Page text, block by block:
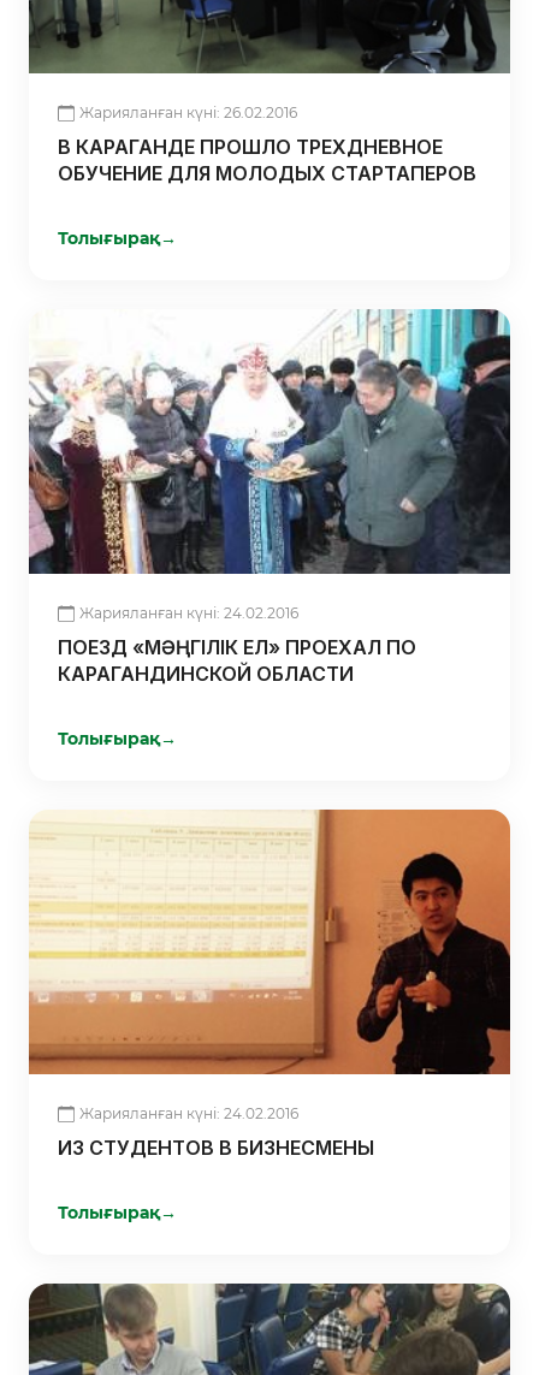
Жарияланған күні: 26.02.2016
В КАРАГАНДЕ ПРОШЛО ТРЕХДНЕВНОЕ
ОБУЧЕНИЕ ДЛЯ МОЛОДЫХ СТАРТАПЕРОВ
Толығырақ→
Жарияланған күні: 24.02.2016
ПОЕЗД «МӘҢГІЛІК ЕЛ» ПРОЕХАЛ ПО
КАРАГАНДИНСКОЙ ОБЛАСТИ
Толығырақ→
Жарияланған күні: 24.02.2016
ИЗ СТУДЕНТОВ В БИЗНЕСМЕНЫ
Толығырақ→